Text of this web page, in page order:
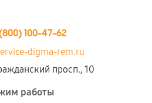
100-47-62
digma-rem.ru
просп., 10
работы